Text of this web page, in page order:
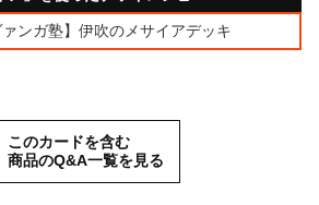
ァンガ塾】伊吹のメサイアデッキ
このカードを含む
商品のQ&A一覧を見る